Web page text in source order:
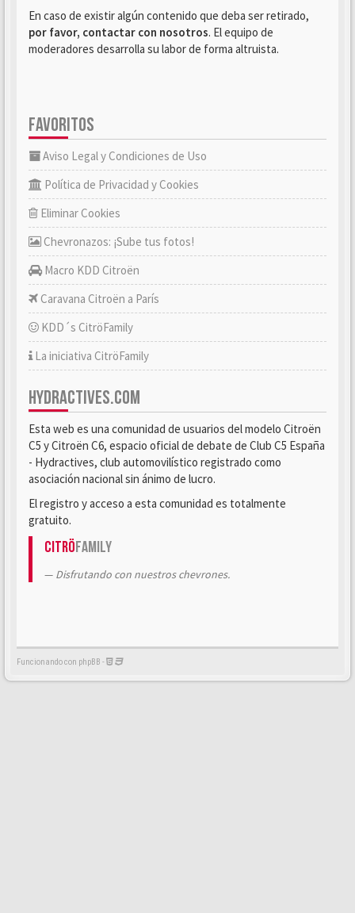
En caso de existir algún contenido que deba ser retirado,
por favor, contactar con nosotros. El equipo de
moderadores desarrolla su labor de forma altruista.
FAVORITOS
Aviso Legal y Condiciones de Uso
Política de Privacidad y Cookies
Eliminar Cookies
Chevronazos: ¡Sube tus fotos!
Macro KDD Citroën
Caravana Citroën a París
KDD´s CitröFamily
La iniciativa CitröFamily
HYDRACTIVES.COM
Esta web es una comunidad de usuarios del modelo Citroën
C5 y Citroën C6, espacio oficial de debate de Club C5 España
- Hydractives, club automovilístico registrado como
asociación nacional sin ánimo de lucro.
El registro y acceso a esta comunidad es totalmente
gratuito.
CitröFamily
Disfrutando con nuestros chevrones.
Funcionando con phpBB -